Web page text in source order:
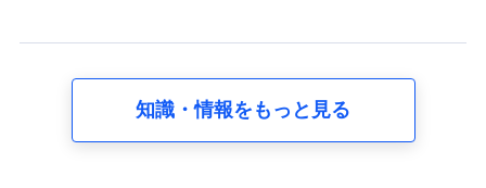
の内容、保険料、保険料のお支払方法、車のメーカーや
走行距離などの情報、建物の構造や築年数などの情報、
知識・情報をもっと見る